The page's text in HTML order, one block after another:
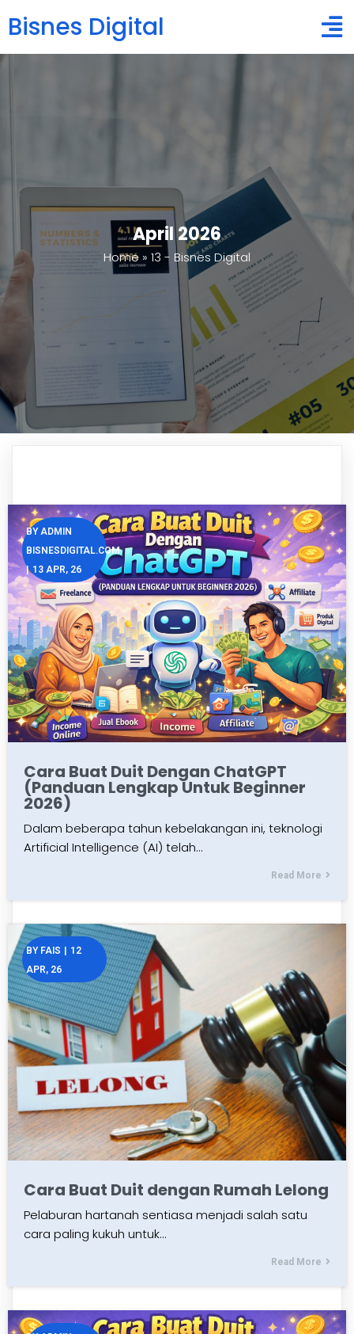
Bisnes Digital
April 2026
Home » 13 - Bisnes Digital
Cara Buat Duit Dengan ChatGPT
(Panduan Lengkap Untuk Beginner
2026)
BYADMIN
BISNESDIGITAL.COM
| 13 APR, 26
Dalam beberapa tahun kebelakangan ini, teknologi
Artificial Intelligence (AI) telah…
Read More
Cara Buat Duit dengan Rumah Lelong
BY FAIS | 12
APR, 26
Pelaburan hartanah sentiasa menjadi salah satu
cara paling kukuh untuk…
Read More